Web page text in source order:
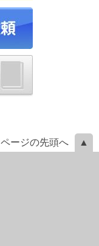
ページの先頭へ